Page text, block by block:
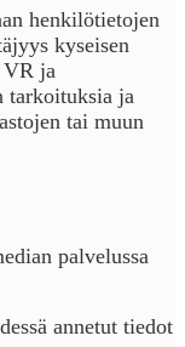
henkilötietojen
kyseisen
VR ja
tarkoituksia ja
tai muun
palvelussa
annetut tiedot